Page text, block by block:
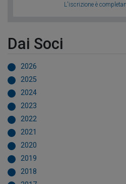
L'iscrizione è
Dai Soci
2026
2025
2024
2023
2022
2021
2020
2019
2018